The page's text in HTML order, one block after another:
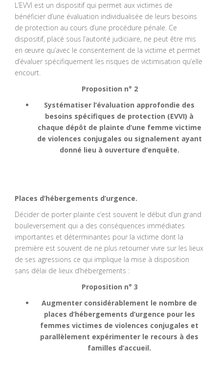
L’EVVI est un dispositif qui permet aux victimes de
bénéficier d’une évaluation individualisée de leurs besoins
de protection au cours d’une procédure pénale. Ce
dispositif, placé sous l’autorité judiciaire, ne peut être mis
en œuvre qu’avec le consentement de la victime et permet
d’évaluer spécifiquement les risques de victimisation qu’elle
encourt.
Proposition n° 2
Systématiser l’évaluation approfondie des
besoins spécifiques de protection (EVVI) à
chaque dépôt de plainte d’une femme victime
de violences conjugales ou signalement ayant
donné lieu à ouverture d’enquête.
Places d’hébergements d’urgence.
Décider de porter plainte c’est souvent le début d’un grand
bouleversement qui a des conséquences immédiates
importantes et déterminantes pour la victime dont la
première est souvent de ne plus retourner vivre sur les lieux
de ses agressions ce qui implique la mise à disposition
sans délai de lieux d’hébergements :
Proposition n° 3
Augmenter considérablement le nombre de
places d’hébergements d’urgence pour les
femmes victimes de violences conjugales et
parallèlement expérimenter le recours à des
familles d’accueil.